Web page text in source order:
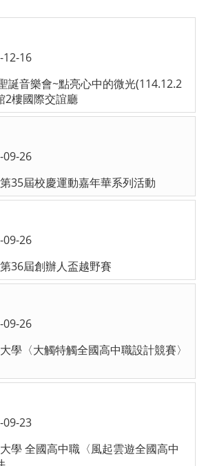
12-16
誕音樂會~點亮心中的微光(114.12.2
2樓國際交誼廳
09-26
35屆校慶運動嘉年華系列活動
09-26
36屆創辦人盃越野賽
09-26
學〈大觸特觸全國高中職設計競賽〉
09-23
學 全國高中職〈風起雲遊全國高中